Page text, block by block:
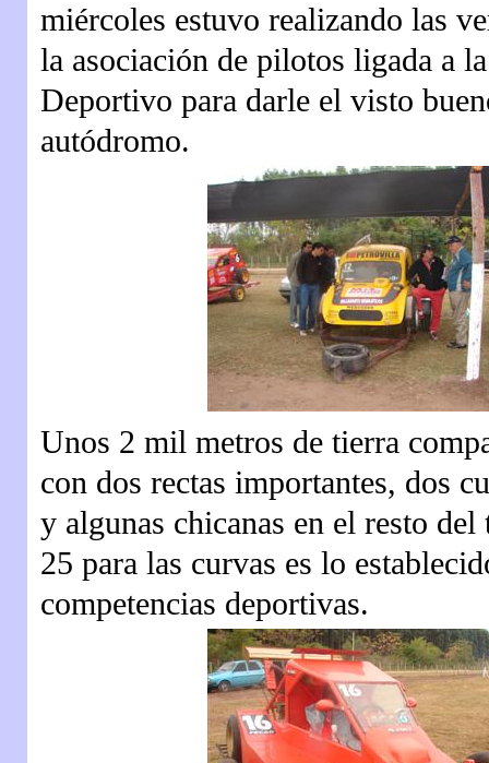
miércoles estuvo realizando las
la asociación de pilotos ligada a
Deportivo para darle el visto
autódromo.
Unos 2 mil metros de tierra
con dos rectas importantes, dos
y algunas chicanas en el resto
25 para las curvas es lo
competencias deportivas.